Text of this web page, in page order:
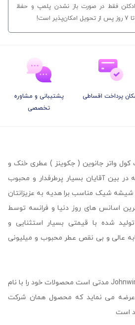
فقط در صورت باز نشدن پلمپ و حفظ
پرداخت اقساطی
پشتیبانی و مشاوره
تخصصی
کول واتر جانوین ( جکوینز ) عطری خنک و
بین آقایان بسیار پرطرفدار و محبوب
حجم 100 میل با شیشه شیک مناسب برا هدیه به عزیزانتان
اسانس های روز دنیا و فرانسه توسط
شده با قیمتی بسیار استثنایی و
عالی و بی نقص عطر محبوب و میلیونی
توجه کنید شرکت جانوین Johnwin مدتی است محصولات خود را با نام
تجاری جکوینز Jackwins عرضه می نماید که محصول همان شرکت
است